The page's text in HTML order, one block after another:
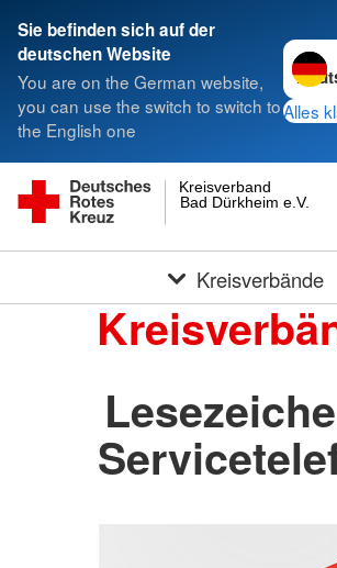
Sie befinden sich auf der
deutschen Website
You are on the German website,
you can use the switch to switch to
the English one
Alles
Bad Dürkheim e.V.
Kreisverband
Kreisverbände